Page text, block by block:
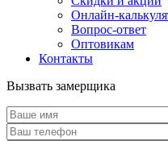
Онлайн-
Вопрос-ответ
Оптовикам
Контакты
Вызвать замерщика